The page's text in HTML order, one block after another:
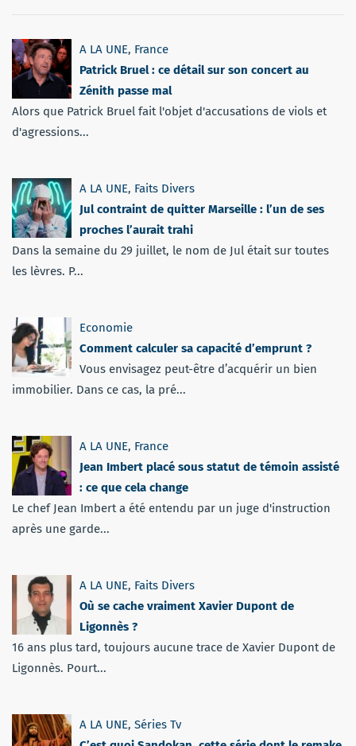
A LA UNE, France
Patrick Bruel : ce détail sur son concert au
Zénith passe mal
Alors que Patrick Bruel fait l'objet d'accusations de viols et
d'agressions...
A LA UNE, Faits Divers
Jul contraint de quitter Marseille : l’un de ses
proches l’aurait trahi
Dans la semaine du 29 juillet, le nom de Jul était sur toutes
les lèvres. P...
Economie
Comment calculer sa capacité d’emprunt ?
Vous envisagez peut-être d’acquérir un bien
immobilier. Dans ce cas, la pré...
A LA UNE, France
Jean Imbert placé sous statut de témoin assisté
: ce que cela change
Le chef Jean Imbert a été entendu par un juge d'instruction
après une garde...
A LA UNE, Faits Divers
Où se cache vraiment Xavier Dupont de
Ligonnès ?
16 ans plus tard, toujours aucune trace de Xavier Dupont de
Ligonnès. Pourt...
A LA UNE, Séries Tv